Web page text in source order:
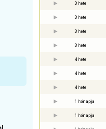
3 hete
3 hete
3 hete
3 hete
4 hete
4 hete
4 hete
1 hónapja
1 hónapja